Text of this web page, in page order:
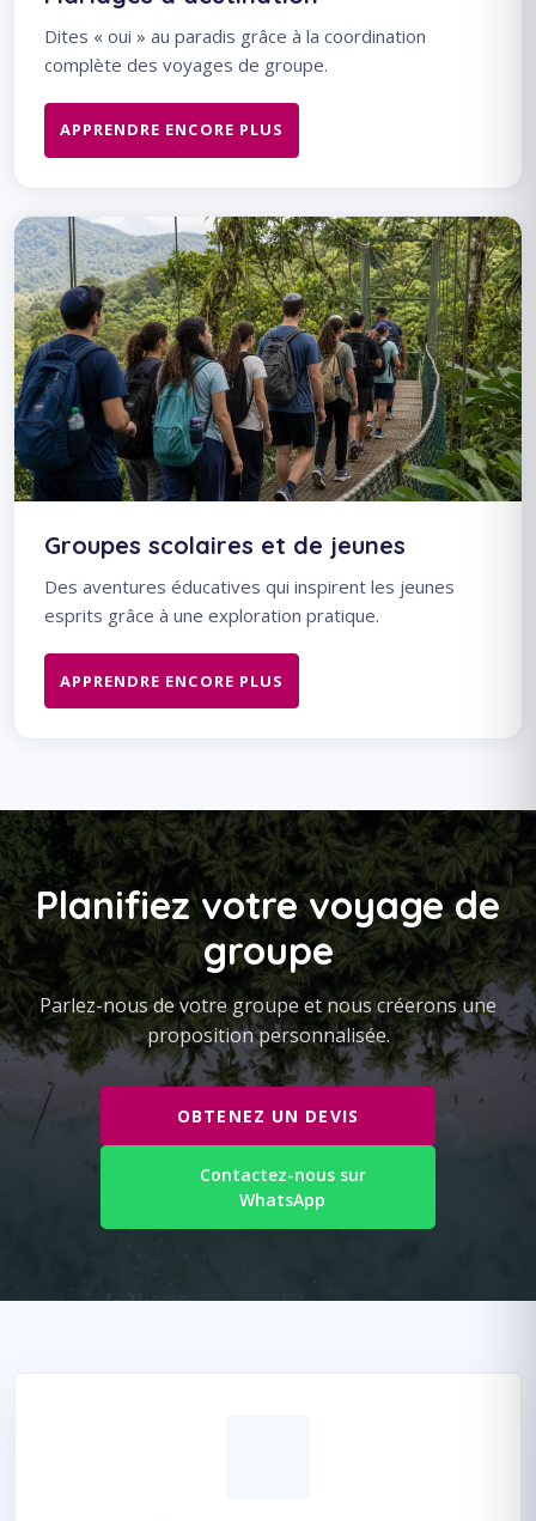
Dites « oui » au paradis grâce à la coordination
complète des voyages de groupe.
APPRENDRE ENCORE PLUS
Groupes scolaires et de jeunes
Des aventures éducatives qui inspirent les jeunes
esprits grâce à une exploration pratique.
APPRENDRE ENCORE PLUS
Planifiez votre voyage de
groupe
Parlez-nous de votre groupe et nous créerons une
proposition personnalisée.
OBTENEZ UN DEVIS
Contactez-nous sur
WhatsApp